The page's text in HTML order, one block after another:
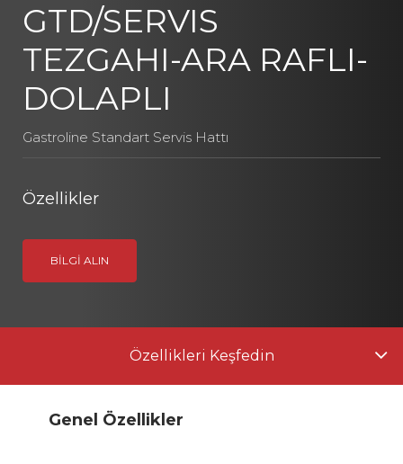
GTD/SERVIS
TEZGAHI-ARA RAFLI-
DOLAPLI
Gastroline Standart Servis Hattı
Özellikler
BILGI ALIN
Özellikleri Keşfedin
Genel Özellikler